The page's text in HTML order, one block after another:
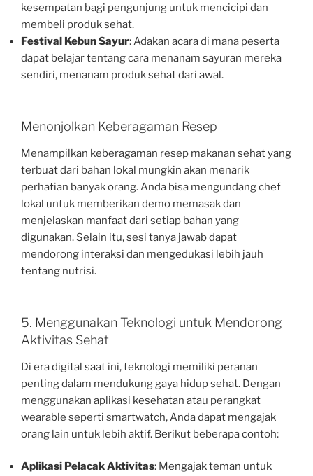
kesempatan bagi pengunjung untuk mencicipi dan
membeli produk sehat.
Festival Kebun Sayur: Adakan acara di mana peserta
dapat belajar tentang cara menanam sayuran mereka
sendiri, menanam produk sehat dari awal.
Menonjolkan Keberagaman Resep
Menampilkan keberagaman resep makanan sehat yang
terbuat dari bahan lokal mungkin akan menarik
perhatian banyak orang. Anda bisa mengundang chef
lokal untuk memberikan demo memasak dan
menjelaskan manfaat dari setiap bahan yang
digunakan. Selain itu, sesi tanya jawab dapat
mendorong interaksi dan mengedukasi lebih jauh
tentang nutrisi.
5. Menggunakan Teknologi untuk Mendorong
Aktivitas Sehat
Di era digital saat ini, teknologi memiliki peranan
penting dalam mendukung gaya hidup sehat. Dengan
menggunakan aplikasi kesehatan atau perangkat
wearable seperti smartwatch, Anda dapat mengajak
orang lain untuk lebih aktif. Berikut beberapa contoh:
Aplikasi Pelacak Aktivitas: Mengajak teman untuk